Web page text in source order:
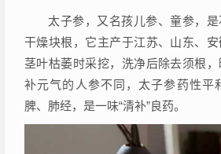
太子参，又名孩儿参、童参，
干燥块根，它主产于江苏、山东、
茎叶枯萎时采挖，洗净后除去须根
补元气的人参不同，太子参药性平
脾、肺经，是一味“清补”良药。